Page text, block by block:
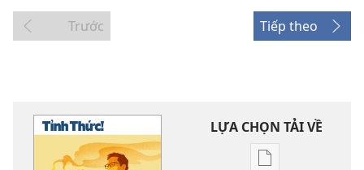
Trước Tiếp theo
LỰA CHỌN TẢI VỀ